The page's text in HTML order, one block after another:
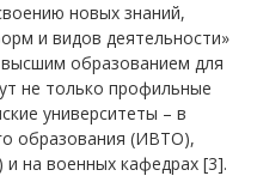
новых знаний,
и видов деятельности»
образованием для
не только профильные
университеты – в
образования (ИВТО),
на военных кафедрах [3].